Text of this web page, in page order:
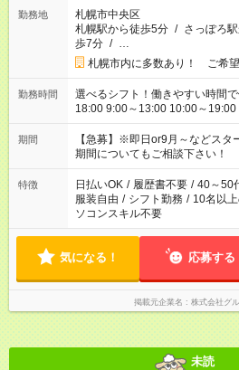
勤務地
札幌市中央区
札幌駅から徒歩5分 / さっぽろ
歩7分 / …
札幌市内に多数あり！ ご希望
勤務時間
選べるシフト！働きやすい時間で働けます！ ▽
18:00 9:00～13:00 10:00～
18:00～21：00 ■残業なし ■週3～OK ■他シフトについても相談
OK
期間
【急募】※即日or9月～などスタ
期間についてもご相談下さい！
特徴 日払いOK / 履歴書不要 / 40～50
服装自由 / シフト勤務 / 10名以
ソコンスキル不要
気になる！ 応募する
掲載元企業名 株式会社グ
未読